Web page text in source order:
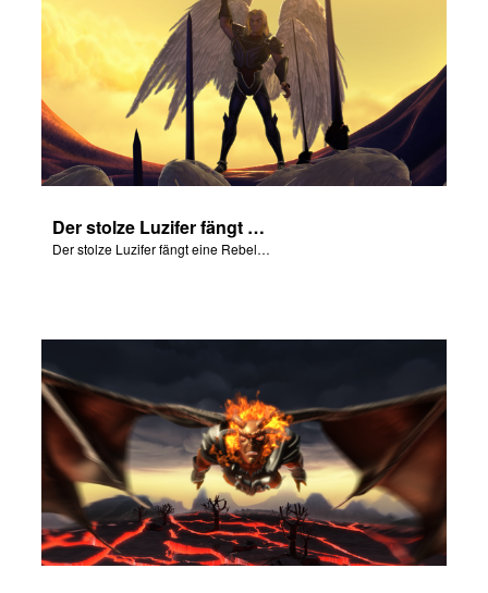
Der stolze Luzifer fängt eine Rebellion im Himmel an.
Der stolze Luzifer fängt eine Rebellion im Himmel an.